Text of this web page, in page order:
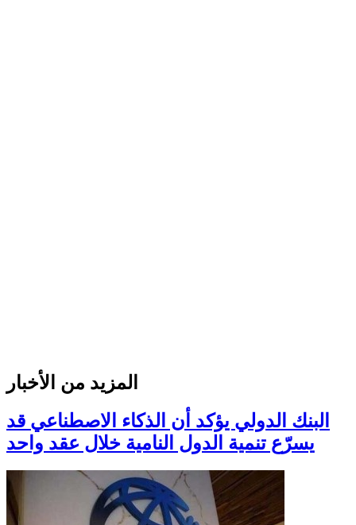
المزيد من الأخبار
البنك الدولي يؤكد أن الذكاء الاصطناعي قد
يسرّع تنمية الدول النامية خلال عقد واحد